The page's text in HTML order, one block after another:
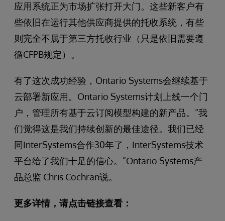
应用系统正为市场扩张打开大门。这些新客户有
些依旧在运行其他供应商提供的托收系统，有些
则完全不属于第三方托收行业（只是依旧需要遵
循CFPB规定）。
有了这次成功经验，Ontario Systems会继续基于
云部署新应用。Ontario Systems计划上线一个门
户，管理所有基于云订阅模型构建的新产品。“我
们觉得这是我们持续创新的最佳途径。我们已经
同InterSystems合作30年了，InterSystems技术
平台给了我们十足的信心。”Ontario Systems产
品总监 Chris Cochran说。
更多详情，请点击链接查看：